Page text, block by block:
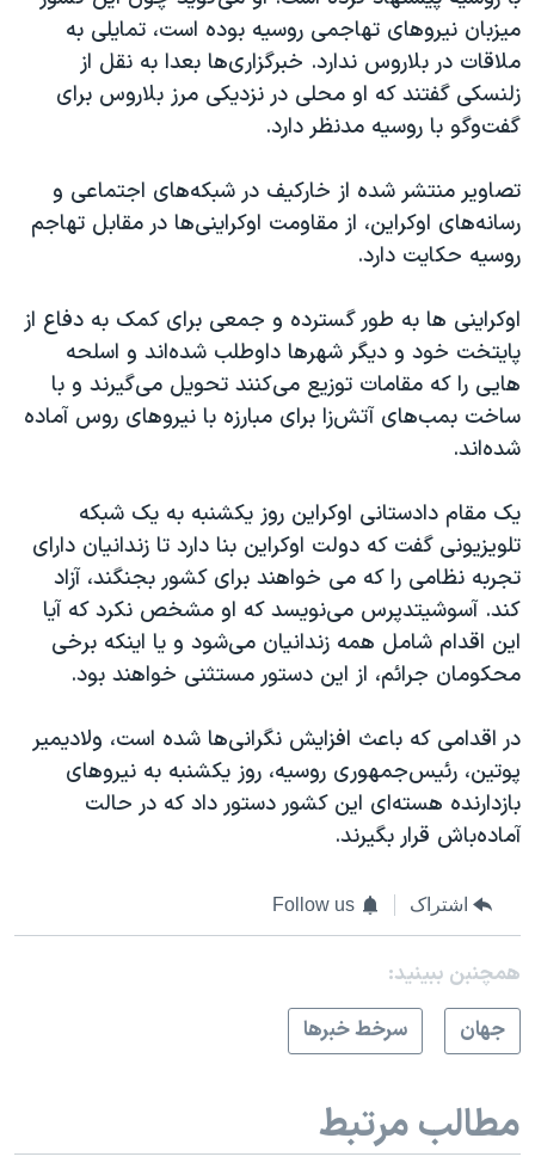
میزبان نیروهای تهاجمی روسیه بوده است، تمایلی به
ملاقات در بلاروس ندارد. خبرگزاری‌ها بعدا به نقل از
زلنسکی گفتند که او محلی در نزدیکی مرز بلاروس برای
گفت‌وگو با روسیه مدنظر دارد.
تصاویر منتشر شده از خارکیف در شبکه‌های اجتماعی و
رسانه‌های اوکراین، از مقاومت اوکراینی‌ها در مقابل تهاجم
روسیه حکایت دارد.
اوکراینی ها به طور گسترده و جمعی برای کمک به دفاع از
پایتخت خود و دیگر شهرها داوطلب شده‌اند و اسلحه
هایی را که مقامات توزیع می‌کنند تحویل می‌گیرند و با
ساخت بمب‌های آتش‌زا برای مبارزه با نیروهای روس آماده
شده‌اند.
یک مقام دادستانی اوکراین روز یکشنبه به یک شبکه
تلویزیونی گفت که دولت اوکراین بنا دارد تا زندانیان دارای
تجربه نظامی را که می خواهند برای کشور بجنگند، آزاد
کند. آسوشیتدپرس می‌نویسد که او مشخص نکرد که آیا
این اقدام شامل همه زندانیان می‌شود و یا اینکه برخی
محکومان جرائم، از این دستور مستثنی خواهند بود.
در اقدامی که باعث افزایش نگرانی‌‌ها شده است، ولادیمیر
پوتین، رئیس‌جمهوری روسیه، روز یکشنبه به نیروهای
بازدارنده هسته‌ای این کشور دستور داد که در حالت
آماده‌باش قرار بگیرند.
اشتراک Follow us
همچنبن ببینید:
جهان
سرخط خبرها
مطالب مرتبط